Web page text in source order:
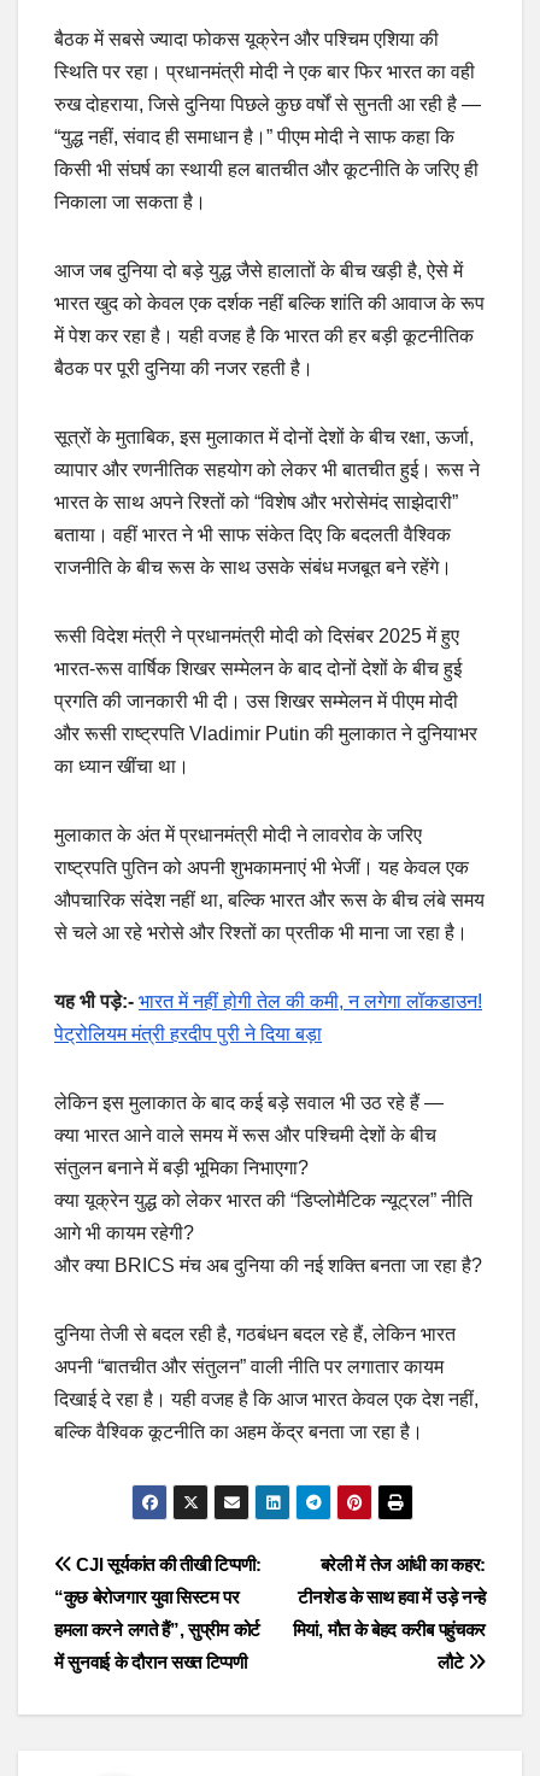
बैठक में सबसे ज्यादा फोकस यूक्रेन और पश्चिम एशिया की
स्थिति पर रहा। प्रधानमंत्री मोदी ने एक बार फिर भारत का वही
रुख दोहराया, जिसे दुनिया पिछले कुछ वर्षों से सुनती आ रही है —
“युद्ध नहीं, संवाद ही समाधान है।” पीएम मोदी ने साफ कहा कि
किसी भी संघर्ष का स्थायी हल बातचीत और कूटनीति के जरिए ही
निकाला जा सकता है।
आज जब दुनिया दो बड़े युद्ध जैसे हालातों के बीच खड़ी है, ऐसे में
भारत खुद को केवल एक दर्शक नहीं बल्कि शांति की आवाज के रूप
में पेश कर रहा है। यही वजह है कि भारत की हर बड़ी कूटनीतिक
बैठक पर पूरी दुनिया की नजर रहती है।
सूत्रों के मुताबिक, इस मुलाकात में दोनों देशों के बीच रक्षा, ऊर्जा,
व्यापार और रणनीतिक सहयोग को लेकर भी बातचीत हुई। रूस ने
भारत के साथ अपने रिश्तों को “विशेष और भरोसेमंद साझेदारी”
बताया। वहीं भारत ने भी साफ संकेत दिए कि बदलती वैश्विक
राजनीति के बीच रूस के साथ उसके संबंध मजबूत बने रहेंगे।
रूसी विदेश मंत्री ने प्रधानमंत्री मोदी को दिसंबर 2025 में हुए
भारत-रूस वार्षिक शिखर सम्मेलन के बाद दोनों देशों के बीच हुई
प्रगति की जानकारी भी दी। उस शिखर सम्मेलन में पीएम मोदी
और रूसी राष्ट्रपति Vladimir Putin की मुलाकात ने दुनियाभर
का ध्यान खींचा था।
मुलाकात के अंत में प्रधानमंत्री मोदी ने लावरोव के जरिए
राष्ट्रपति पुतिन को अपनी शुभकामनाएं भी भेजीं। यह केवल एक
औपचारिक संदेश नहीं था, बल्कि भारत और रूस के बीच लंबे समय
से चले आ रहे भरोसे और रिश्तों का प्रतीक भी माना जा रहा है।
यह भी पड़े:- भारत में नहीं होगी तेल की कमी, न लगेगा लॉकडाउन!
पेट्रोलियम मंत्री हरदीप पुरी ने दिया बड़ा
लेकिन इस मुलाकात के बाद कई बड़े सवाल भी उठ रहे हैं —
क्या भारत आने वाले समय में रूस और पश्चिमी देशों के बीच
संतुलन बनाने में बड़ी भूमिका निभाएगा?
क्या यूक्रेन युद्ध को लेकर भारत की “डिप्लोमैटिक न्यूट्रल” नीति
आगे भी कायम रहेगी?
और क्या BRICS मंच अब दुनिया की नई शक्ति बनता जा रहा है?
दुनिया तेजी से बदल रही है, गठबंधन बदल रहे हैं, लेकिन भारत
अपनी “बातचीत और संतुलन” वाली नीति पर लगातार कायम
दिखाई दे रहा है। यही वजह है कि आज भारत केवल एक देश नहीं,
बल्कि वैश्विक कूटनीति का अहम केंद्र बनता जा रहा है।
Post
navigation
बरेली में तेज आंधी का कहर:
टीनशेड के साथ हवा में उड़े नन्हे
मियां, मौत के बेहद करीब पहुंचकर
लौटे
CJI सूर्यकांत की तीखी टिप्पणी:
“कुछ बेरोजगार युवा सिस्टम पर
हमला करने लगते हैं”, सुप्रीम कोर्ट
में सुनवाई के दौरान सख्त टिप्पणी